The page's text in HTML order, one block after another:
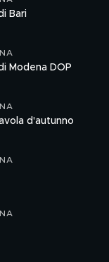
Bari
Modena DOP
d'autunno